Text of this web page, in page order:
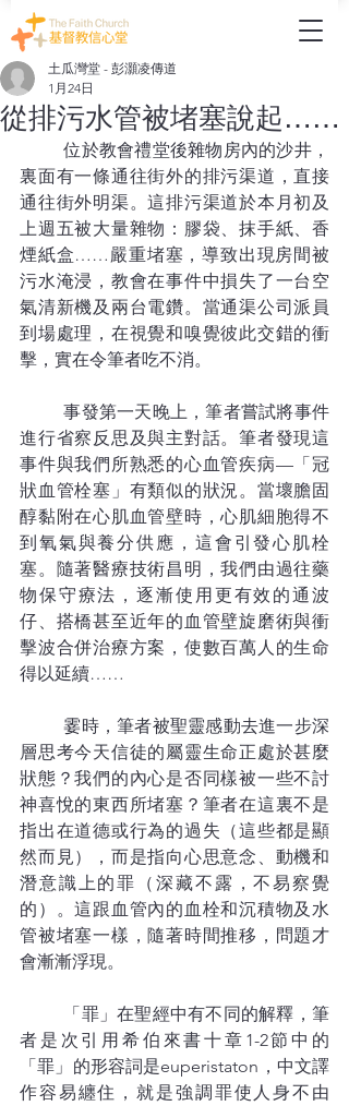
從排污水管被堵塞說起……
土瓜灣堂 - 彭灝凌傳道
1月24日
	位於教會禮堂後雜物房內的沙井，
裏面有一條通往街外的排污渠道，直接
通往街外明渠。這排污渠道於本月初及
上週五被大量雜物：膠袋、抹手紙、香
煙紙盒……嚴重堵塞，導致出現房間被
污水淹浸，教會在事件中損失了一台空
氣清新機及兩台電鑽。當通渠公司派員
到場處理，在視覺和嗅覺彼此交錯的衝
擊，實在令筆者吃不消。
	事發第一天晚上，筆者嘗試將事件
進行省察反思及與主對話。筆者發現這
事件與我們所熟悉的心血管疾病—「冠
狀血管栓塞」有類似的狀況。當壞膽固
醇黏附在心肌血管壁時，心肌細胞得不
到氧氣與養分供應，這會引發心肌栓
塞。隨著醫療技術昌明，我們由過往藥
物保守療法，逐漸使用更有效的通波
仔、搭橋甚至近年的血管壁旋磨術與衝
擊波合併治療方案，使數百萬人的生命
得以延續……
	霎時，筆者被聖靈感動去進一步深
層思考今天信徒的屬靈生命正處於甚麼
狀態？我們的內心是否同樣被一些不討
神喜悅的東西所堵塞？筆者在這裏不是
指出在道德或行為的過失（這些都是顯
然而見），而是指向心思意念、動機和
潛意識上的罪（深藏不露，不易察覺
的）。這跟血管內的血栓和沉積物及水
管被堵塞一樣，隨著時間推移，問題才
會漸漸浮現。
者是次引用希伯來書十章1-2節中的
「罪」的形容詞是euperistaton，中文譯
作容易纏住，就是強調罪使人身不由